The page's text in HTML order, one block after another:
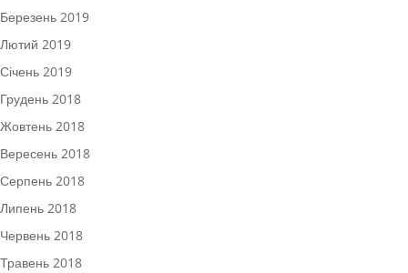
Березень 2019
Лютий 2019
Січень 2019
Грудень 2018
Жовтень 2018
Вересень 2018
Серпень 2018
Липень 2018
Червень 2018
Травень 2018